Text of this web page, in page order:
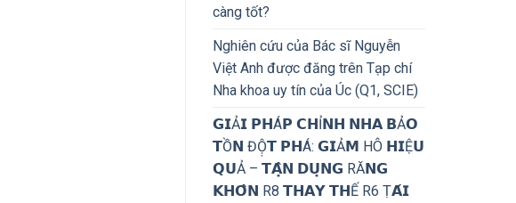
càng tốt?
Nghiên cứu của Bác sĩ Nguyễn
Việt Anh được đăng trên Tạp chí
Nha khoa uy tín của Úc (Q1, SCIE)
𝗚𝗜Ả𝗜 𝗣𝗛Á𝗣 𝗖𝗛Ỉ𝗡𝗛 𝗡𝗛𝗔 𝗕Ả𝗢
𝗧Ồ𝗡 ĐỘ̣𝗧 𝗣𝗛Á: 𝗚𝗜Ả𝗠 HÔ 𝗛𝗜Ệ𝗨
𝗤𝗨Ả – 𝗧𝗔̣̂𝗡 𝗗𝗨̣𝗡𝗚 RĂ𝗡𝗚
𝗞𝗛𝗢̂𝗡 R8 𝗧𝗛𝗔𝗬 𝗧𝗛Ế R6 Ṭ𝗔́𝗜